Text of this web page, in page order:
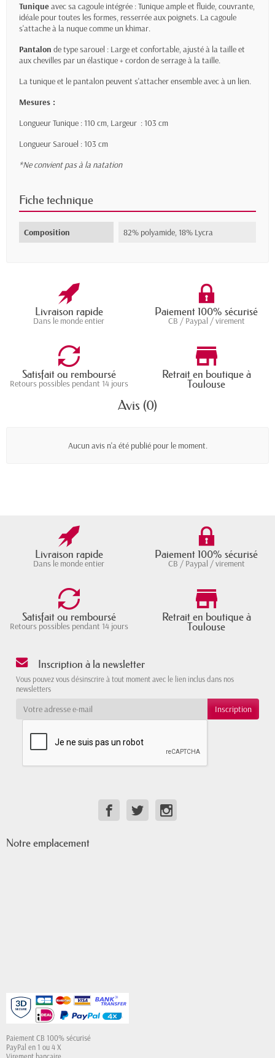
Tuniqueavec sa cagoule intégrée : Tunique ample et fluide, couvrante,
idéale pour toutes les formes, resserrée aux poignets. La cagoule
s'attache à la nuque comme un khimar.
Pantalon de type sarouel : Large et confortable, ajusté à la taille et
aux chevilles par un élastique + cordon de serrage à la taille.
La tunique et le pantalon peuvent s'attacher ensemble avec à un lien.
Mesures :
Longueur Tunique : 110 cm, Largeur : 103 cm
Longueur Sarouel : 103 cm
*Ne convient pas à la natation
Fiche technique
Composition 82% polyamide, 18% Lycra
Livraison rapide
Dans le monde entier
Paiement 100% sécurisé
CB / Paypal / virement
Satisfait ou remboursé
Retours possibles pendant 14 jours
Retrait en boutique à
Toulouse
Avis (0)
Aucun avis n'a été publié pour le moment.
Livraison rapide
Dans le monde entier
Paiement 100% sécurisé
CB / Paypal / virement
Satisfait ou remboursé
Retours possibles pendant 14 jours
Retrait en boutique à
Toulouse
Inscription à la newsletter
Vous pouvez vous désinscrire à tout moment avec le lien inclus dans nos
newsletters
Notre emplacement
Paiement CB 100% sécurisé
PayPal en 1 ou 4 X